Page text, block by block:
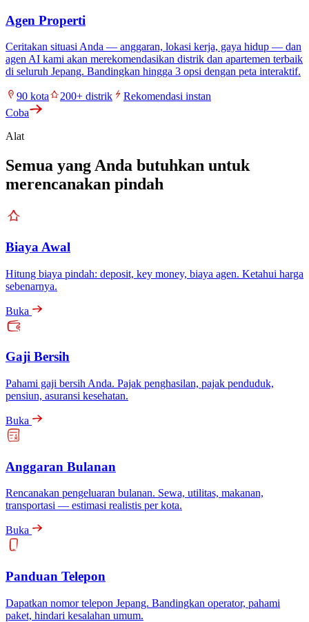
Agen Properti
Ceritakan situasi Anda — anggaran, lokasi kerja, gaya hidup — dan
agen AI kami akan merekomendasikan distrik dan apartemen terbaik
di seluruh Jepang. Bandingkan hingga 3 opsi dengan peta interaktif.
90 kota 200+ distrik
Rekomendasi instan
Coba
Alat
Semua yang Anda butuhkan untuk
merencanakan pindah
Biaya Awal
Hitung biaya pindah: deposit, key money, biaya agen. Ketahui harga
sebenarnya.
Buka
Gaji Bersih
Pahami gaji bersih Anda. Pajak penghasilan, pajak penduduk,
pensiun, asuransi kesehatan.
Buka
Anggaran Bulanan
Rencanakan pengeluaran bulanan. Sewa, utilitas, makanan,
transportasi — estimasi realistis per kota.
Buka
Panduan Telepon
Dapatkan nomor telepon Jepang. Bandingkan operator, pahami
paket, hindari kesalahan umum.